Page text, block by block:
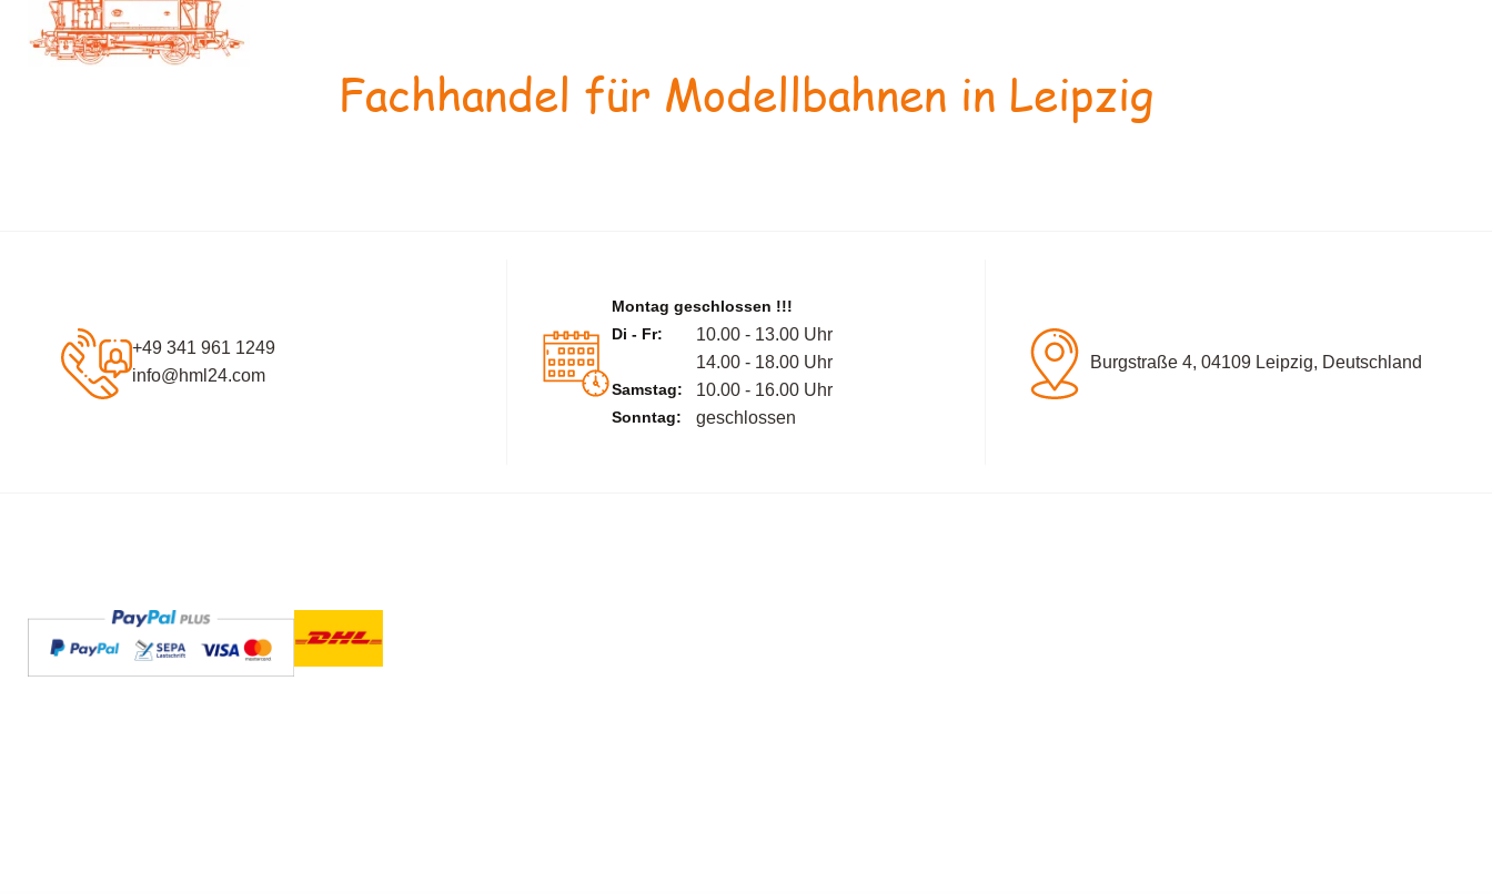
Fachhandel für Modellbahnen in Leipzig
+49 341 961 1249
info@hml24.com
Montag geschlossen !!!
Di - Fr:
10.00 - 13.00 Uhr
14.00 - 18.00 Uhr
Samstag: 10.00 - 16.00 Uhr
Sonntag: geschlossen
Burgstraße 4, 04109 Leipzig, Deutschland